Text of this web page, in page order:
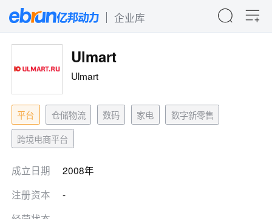
企业库
Ulmart
Ulmart
平台 仓储物流 数码 家电
数字新零售
跨境电商平台
成立日期
2008年
注册资本
-